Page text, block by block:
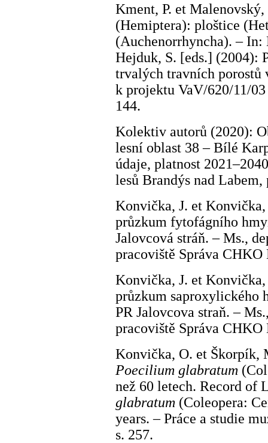
Kment, P. et
(Hemiptera): ploštice
(Auchenorrhyncha). –
Hejduk, S. [eds.] (2004):
trvalých travních porostů
k projektu VaV/620/11/
144.
Kolektiv autorů (2020):
lesní oblast 38 – Bílé
údaje, platnost
lesů Brandýs nad
Konvička, J. et
průzkum fytofágního
Jalovcová stráň. – Ms.,
pracoviště Správa
Konvička, J. et
průzkum saproxylického
PR Jalovcova straň. –
pracoviště Správa
Konvička, O. et Škorpík,
Poecilium glabratum
než 60 letech. Record of
glabratum (Coleopera:
years. – Práce a studie
s. 257.